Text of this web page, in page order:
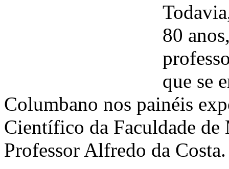
80
que se
Columbano nos painéis
Científico da Faculdade
Professor Alfredo da Costa.